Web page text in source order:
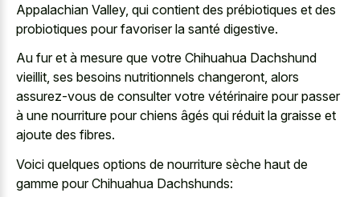
Appalachian Valley, qui contient des prébiotiques et des
probiotiques pour favoriser la santé digestive.
Au fur et à mesure que votre Chihuahua Dachshund
vieillit, ses besoins nutritionnels changeront, alors
assurez-vous de consulter votre vétérinaire pour passer
à une nourriture pour chiens âgés qui réduit la graisse et
ajoute des fibres.
Voici quelques options de nourriture sèche haut de
gamme pour Chihuahua Dachshunds: